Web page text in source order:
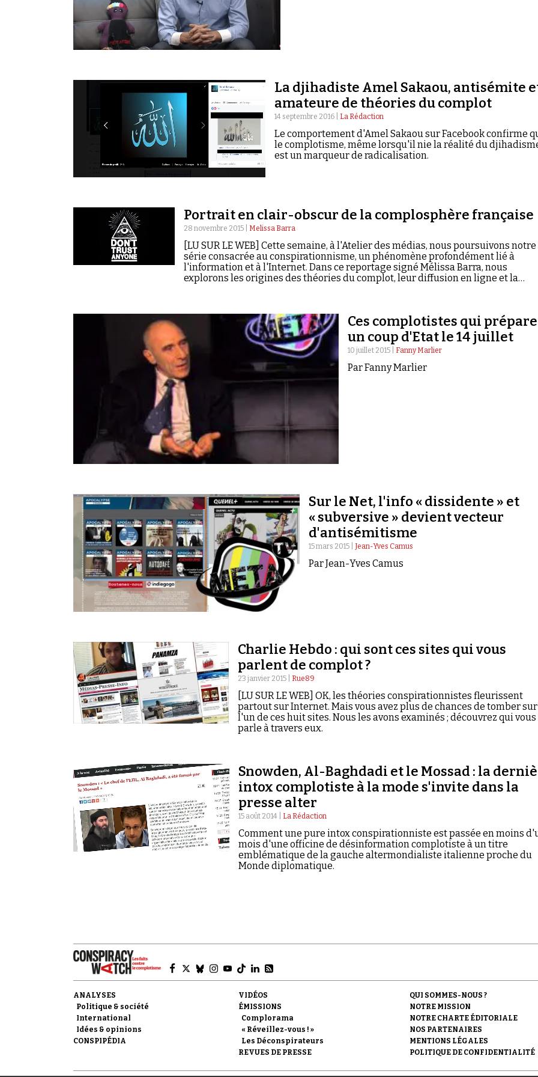
La djihadiste Amel Sakaou, antisémite
amateure de théories du complot
14 septembre 2016 | La Rédaction
Le comportement d'Amel Sakaou sur Facebook confirme
le complotisme, même lorsqu'il nie la réalité du
est un marqueur de radicalisation.
Portrait en clair-obscur de la complosphère française
28 novembre 2015 | Melissa Barra
[LU SUR LE WEB] Cette semaine, à l'Atelier des médias, nous poursuivons notre
série consacrée au conspirationnisme, un phénomène profondément lié à
l'information et à l'Internet. Dans ce reportage signé Mélissa Barra, nous
explorons les origines des théories du complot, leur diffusion en ligne et la
Ces complotistes qui
un coup d'Etat le 14 juillet
10 juillet 2015 | Fanny Marlier
Par Fanny Marlier
Sur le Net, l'info « dissidente » et
« subversive » devient vecteur
d'antisémitisme
15 mars 2015 |Jean-Yves Camus
Par Jean-Yves Camus
Charlie Hebdo : qui sont ces sites qui vous
parlent de complot ?
23 janvier 2015 | Rue89
[LU SUR LE WEB] OK, les théories conspirationnistes fleurissent
partout sur Internet. Mais vous avez plus de chances de tomber sur
l'un de ces huit sites. Nous les avons examinés ; découvrez qui vous
parle à travers eux.
Snowden, Al-Baghdadi et le Mossad : la
intox complotiste à la mode s'invite dans la
presse alter
15 août 2014 | La Rédaction
Comment une pure intox conspirationniste est passée en moins
mois d'une officine de désinformation complotiste à un titre
emblématique de la gauche altermondialiste italienne proche du
Monde diplomatique.
ANALYSES
Politique & société
International
Idées & opinions
CONSPIPÉDIA
VIDÉOS
ÉMISSIONS
Complorama
« Réveillez-vous ! »
Les Déconspirateurs
REVUES DE PRESSE
QUI SOMMES-NOUS ?
NOTRE MISSION
NOTRE CHARTE ÉDITORIALE
NOS PARTENAIRES
MENTIONS LÉGALES
POLITIQUE DE CONFIDENTIALITÉ